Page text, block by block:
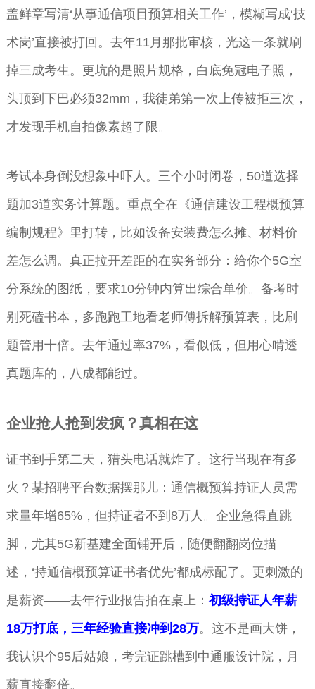
盖鲜章写清‘从事通信项目预算相关工作’，模糊写成‘技
术岗’直接被打回。去年11月那批审核，光这一条就刷
掉三成考生。更坑的是照片规格，白底免冠电子照，
头顶到下巴必须32mm，我徒弟第一次上传被拒三次，
才发现手机自拍像素超了限。
考试本身倒没想象中吓人。三个小时闭卷，50道选择
题加3道实务计算题。重点全在《通信建设工程概预算
编制规程》里打转，比如设备安装费怎么摊、材料价
差怎么调。真正拉开差距的在实务部分：给你个5G室
分系统的图纸，要求10分钟内算出综合单价。备考时
别死磕书本，多跑跑工地看老师傅拆解预算表，比刷
题管用十倍。去年通过率37%，看似低，但用心啃透
真题库的，八成都能过。
企业抢人抢到发疯？真相在这
证书到手第二天，猎头电话就炸了。这行当现在有多
火？某招聘平台数据摆那儿：通信概预算持证人员需
求量年增65%，但持证者不到8万人。企业急得直跳
脚，尤其5G新基建全面铺开后，随便翻翻岗位描
述，‘持通信概预算证书者优先’都成标配了。更刺激的
是薪资——去年行业报告拍在桌上： 初级持证人年薪
18万打底，三年经验直接冲到28万。这不是画大饼，
我认识个95后姑娘，考完证跳槽到中通服设计院，月
薪直接翻倍。